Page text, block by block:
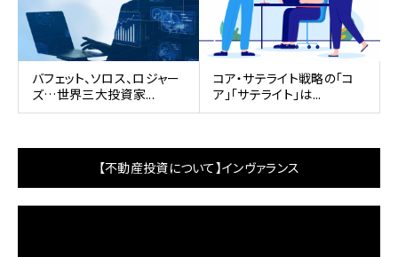
バフェット、ソロス、ロジャー
ズ…世界三大投資家...
コア・サテライト戦略の「コ
ア」「サテライト」は...
【不動産投資について】インヴァランス